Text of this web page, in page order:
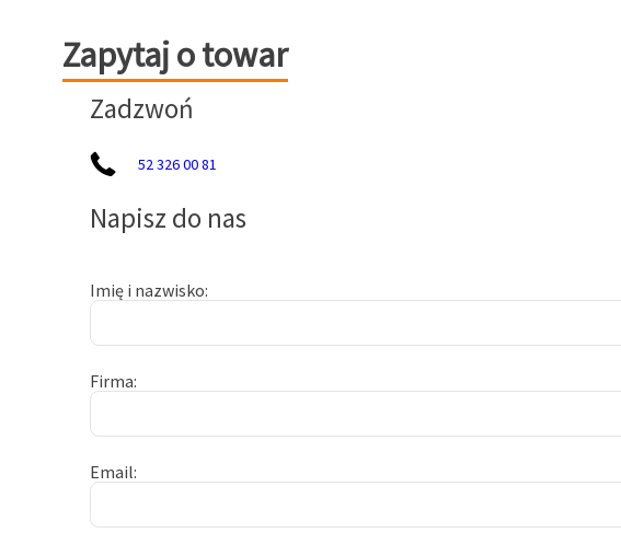
Zapytaj o towar
Zapytaj o towar
Zadzwoń
52 326 00 81
Napisz do nas
Imię i nazwisko
Firma
Email